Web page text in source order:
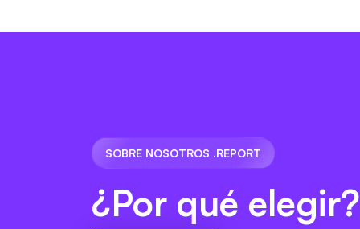
SOBRE NOSOTROS .REPORT
¿Por qué elegir?